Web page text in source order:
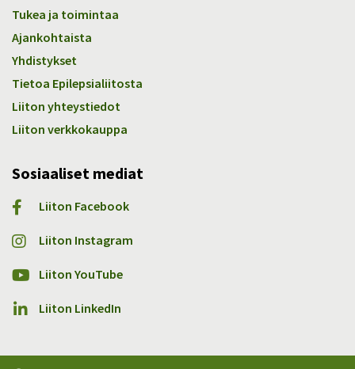
Tukea ja toimintaa
Ajankohtaista
Yhdistykset
Tietoa Epilepsialiitosta
Liiton yhteystiedot
Liiton verkkokauppa
Sosiaaliset mediat
Liiton Facebook
Liiton Instagram
Liiton YouTube
Liiton LinkedIn